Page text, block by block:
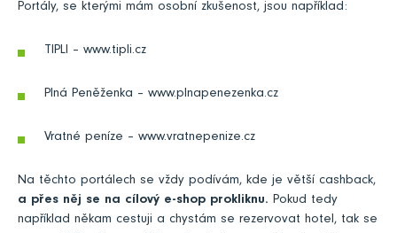
Portály, se kterými mám osobní zkušenost, jsou například:
TIPLI – www.tipli.cz
Plná Peněženka – www.plnapenezenka.cz
Vratné peníze – www.vratnepenize.cz
Na těchto portálech se vždy podívám, kde je větší cashback,
a přes něj se na cílový e-shop prokliknu. Pokud tedy
například někam cestuji a chystám se rezervovat hotel, tak se